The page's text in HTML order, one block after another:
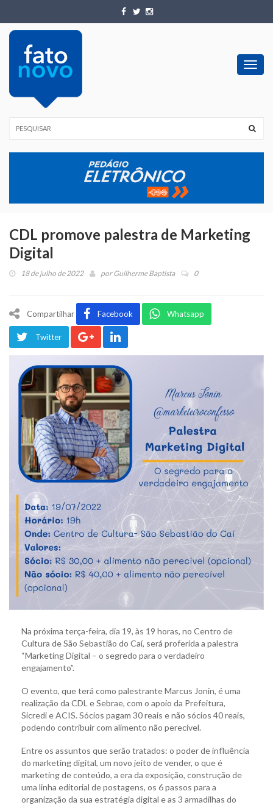
CDL promove palestra de Marketing
Digital
18 de julho de 2022 porGuilherme Baptista 0
Compartilhar Facebook Whatsapp
Twitter
Na próxima terça-feira, dia 19, às 19 horas, no Centro de
Cultura de São Sebastião do Caí, será proferida a palestra
“Marketing Digital – o segredo para o verdadeiro
engajamento”.
O evento, que terá como palestrante Marcus Jonin, é uma
realização da CDL e Sebrae, com o apoio da Prefeitura,
Sicredi e ACIS. Sócios pagam 30 reais e não sócios 40 reais,
podendo contribuir com alimento não perecível.
Entre os assuntos que serão tratados: o poder de influência
do marketing digital, um novo jeito de vender, o que é
marketing de conteúdo, a era da exposição, construção de
uma linha editorial de postagens, os 6 passos para a
organização da sua estratégia digital e as 3 armadilhas do